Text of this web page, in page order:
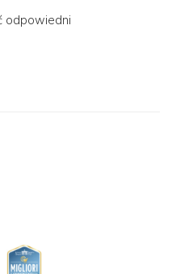
odpowiedni